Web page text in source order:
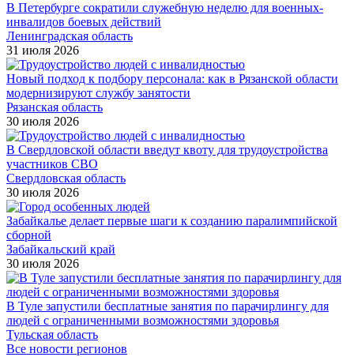
В Петербурге сократили служебную неделю для военных-
инвалидов боевых действий
Ленинградская область
31 июля 2026
Новый подход к подбору персонала: как в Рязанской области
модернизируют службу занятости
Рязанская область
30 июля 2026
В Свердловской области введут квоту для трудоустройства
участников СВО
Свердловская область
30 июля 2026
Забайкалье делает первые шаги к созданию паралимпийской
сборной
Забайкальский край
30 июля 2026
В Туле запустили бесплатные занятия по парачирлингу для
людей с ограниченными возможностями здоровья
Тульская область
Все новости регионов